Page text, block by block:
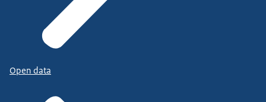
Open data